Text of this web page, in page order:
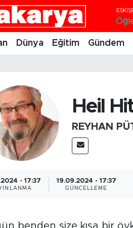
Dünya Eğitim Gündem
Heil
REYHAN
- 17:37 19.09.2024 - 17:37
GÜNCELLEME
Eczaneler
Vakitleri
Haritası
Durumu ve Fikstür